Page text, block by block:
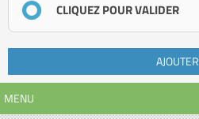
CLIQUEZ POUR VALIDER
AJOUTER
MENU